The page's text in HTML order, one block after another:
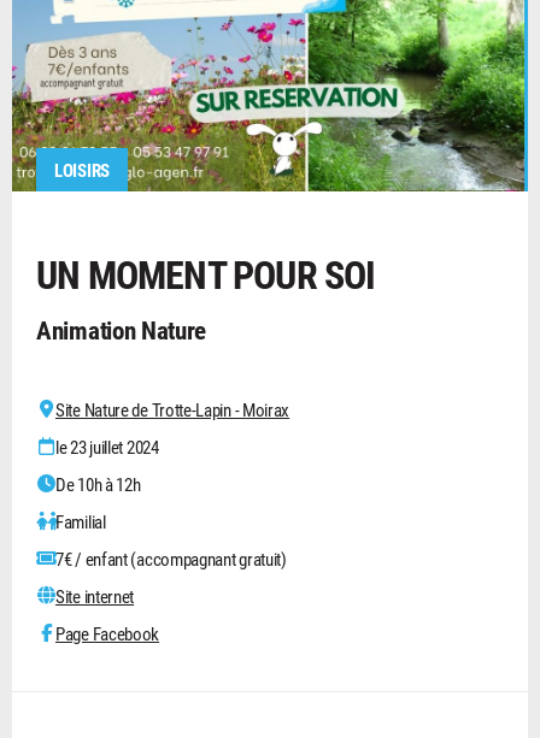
LOISIRS
UN MOMENT POUR SOI
Animation Nature
Site Nature de Trotte-Lapin - Moirax
le 23 juillet 2024
De 10h à 12h
Familial
7€ / enfant (accompagnant gratuit)
Site internet
Page Facebook